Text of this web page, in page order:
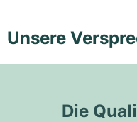
Unsere
Die